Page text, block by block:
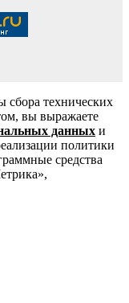
сбора технических
вы выражаете
данных и
политики
средства